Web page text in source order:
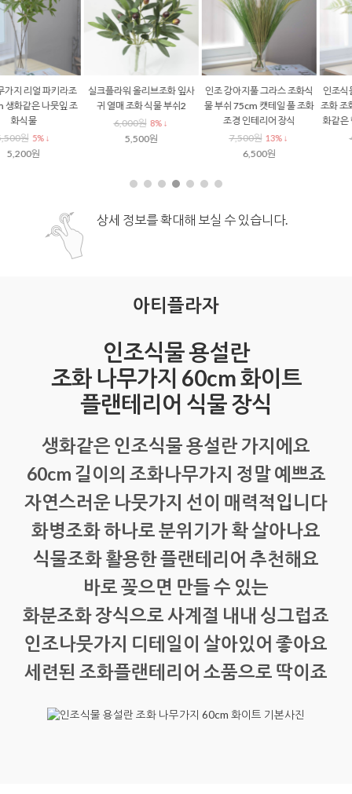
실크플라워 올리브조화 잎사
귀 열매 조화 식물 부쉬2
6,000원
5,500원
인조 강아지풀 그라스 조화식
물 부쉬 75cm 캣테일 풀 조화
조경 인테리어 장식
7,500원
인조식물 리얼 루모라 고사리
조화 조화식물 가지 120cm 생
화같은 행잉 플랜테리어 조경
4,900원
상세 정보를 확대해 보실 수 있습니다.
아티플라자
인조식물 용설란
조화 나무가지 60cm 화이트
플랜테리어 식물 장식
생화같은 인조식물 용설란 가지에요
60cm 길이의 조화나무가지 정말 예쁘죠
자연스러운 나뭇가지 선이 매력적입니다
화병조화 하나로 분위기가 확 살아나요
식물조화 활용한 플랜테리어 추천해요
바로 꽂으면 만들 수 있는
화분조화 장식으로 사계절 내내 싱그럽죠
인조나뭇가지 디테일이 살아있어 좋아요
세련된 조화플랜테리어 소품으로 딱이죠